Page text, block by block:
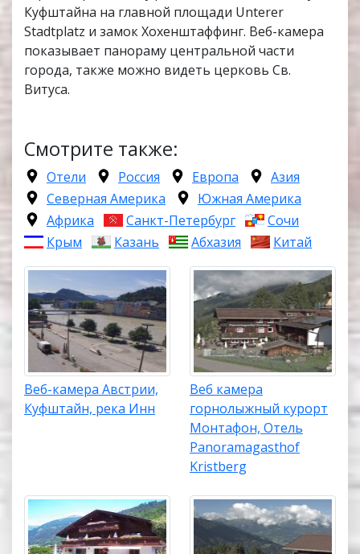
Куфштайна на главной площади Unterer
Stadtplatz и замок Хохенштаффинг. Веб-камера
показывает панораму центральной части
города, также можно видеть церковь Св.
Витуса.
Смотрите также:
Отели Россия Европа
Азия
Северная Америка
Южная Америка
Африка
Санкт-Петербург
Сочи
Крым
Казань Абхазия Китай
Веб-камера Австрии,
Куфштайн, река Инн
Веб камера
горнолыжный курорт
Монтафон, Отель
Panoramagasthof
Kristberg